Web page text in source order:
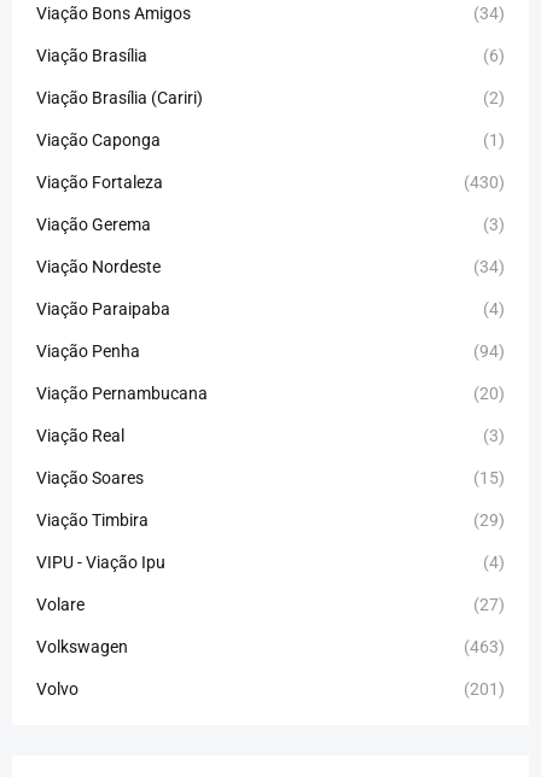
Viação Bons Amigos (34)
Viação Brasília (6)
Viação Brasília (Cariri) (2)
Viação Caponga (1)
Viação Fortaleza (430)
Viação Gerema (3)
Viação Nordeste (34)
Viação Paraipaba (4)
Viação Penha (94)
Viação Pernambucana (20)
Viação Real (3)
Viação Soares (15)
Viação Timbira (29)
VIPU - Viação Ipu (4)
Volare (27)
Volkswagen (463)
Volvo (201)